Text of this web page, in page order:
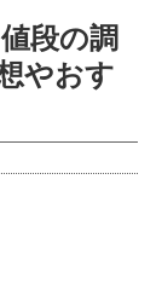
段の調
やおす